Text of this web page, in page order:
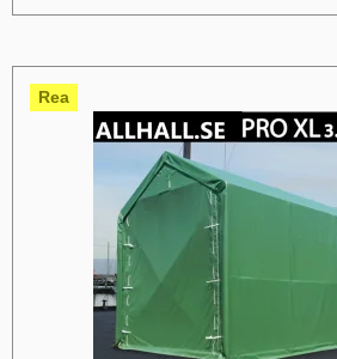
Rea